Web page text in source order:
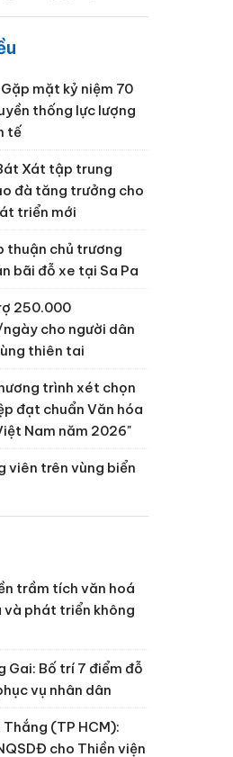
mặt kỷ niệm 70
thống lực lượng
tế
Xát tập trung
đà tăng trưởng cho
triển mới
thuận chủ trương
bãi đỗ xe tại Sa Pa
250.000
cho người dân
thiên tai
trình xét chọn
đạt chuẩn Văn hóa
Nam năm 2026"
viên trên vùng biển
trầm tích văn hoá
và phát triển không
Gai: Bố trí 7 điểm đỗ
vụ nhân dân
(TP HCM):
cho Thiền viện